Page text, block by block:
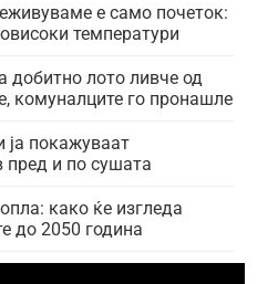
е само почеток:
температури
добитно лото ливче од
комуналците го пронашле
ја покажуваат
пред и по сушата
како ќе изгледа
до 2050 година